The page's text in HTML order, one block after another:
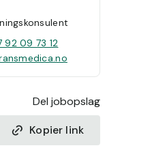
92 09 73 12
Del jobopslag
Kopier link